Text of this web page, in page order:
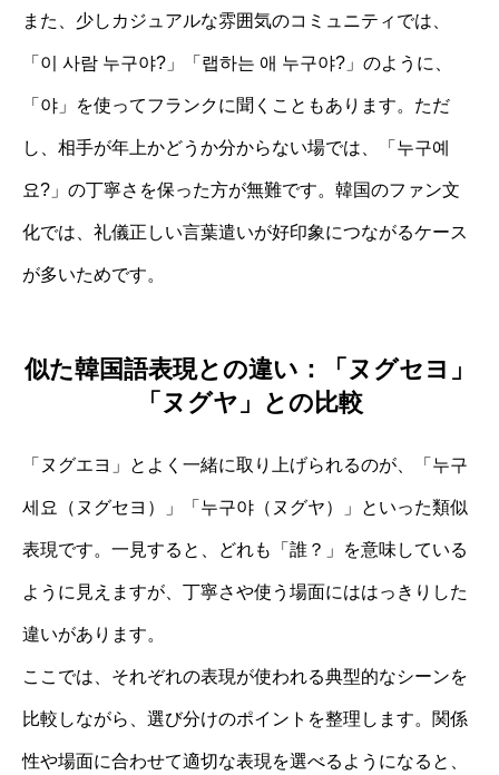
また、少しカジュアルな雰囲気のコミュニティでは、
「이 사람 누구야?」「랩하는 애 누구야?」のように、
「야」を使ってフランクに聞くこともあります。ただ
し、相手が年上かどうか分からない場では、「누구예
요?」の丁寧さを保った方が無難です。韓国のファン文
化では、礼儀正しい言葉遣いが好印象につながるケース
が多いためです。
似た韓国語表現との違い：「ヌグセヨ」
「ヌグヤ」との比較
「ヌグエヨ」とよく一緒に取り上げられるのが、「누구
세요（ヌグセヨ）」「누구야（ヌグヤ）」といった類似
表現です。一見すると、どれも「誰？」を意味している
ように見えますが、丁寧さや使う場面にははっきりした
違いがあります。
ここでは、それぞれの表現が使われる典型的なシーンを
比較しながら、選び分けのポイントを整理します。関係
性や場面に合わせて適切な表現を選べるようになると、